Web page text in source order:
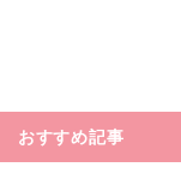
おすすめ記事